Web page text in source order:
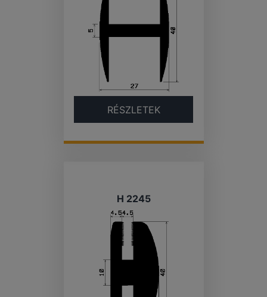
RÉSZLETEK
H 2245